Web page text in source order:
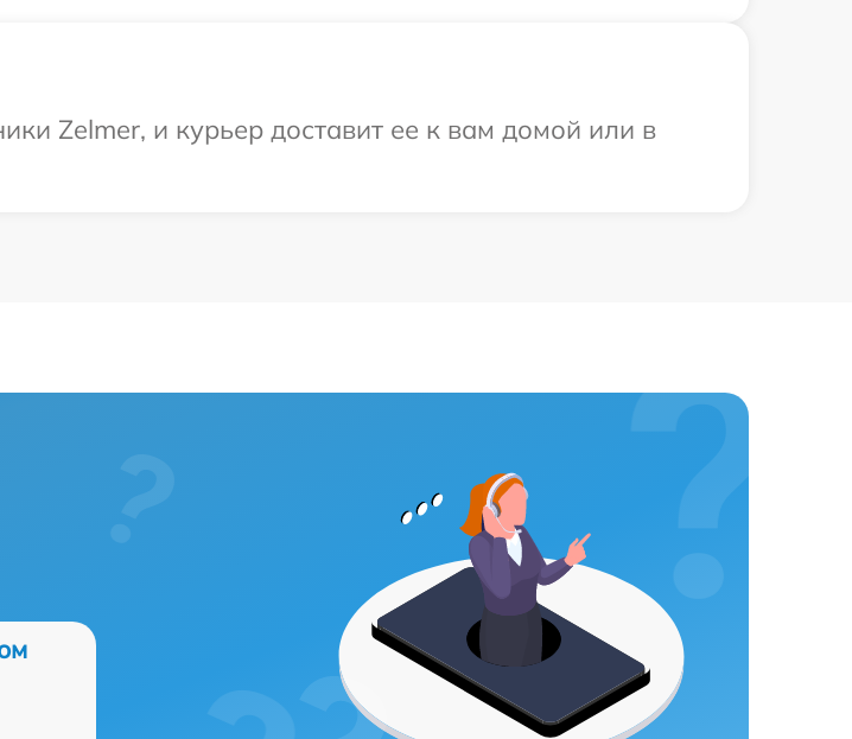
Zelmer, и курьер доставит ее к вам домой или в